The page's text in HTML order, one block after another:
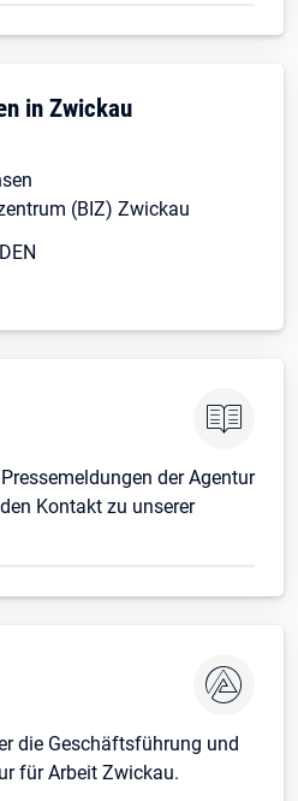
in Zwickau
(BIZ) Zwickau
der Agentur
Kontakt zu unserer
die Geschäftsführung und
für Arbeit Zwickau.